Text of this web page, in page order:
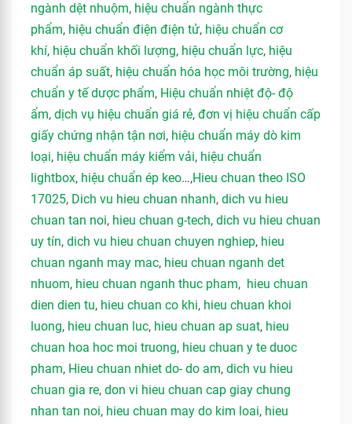
ngành dệt nhuộm, hiệu chuẩn ngành thực
phẩm, hiệu chuẩn điện điện tử, hiệu chuẩn cơ
khí, hiệu chuẩn khối lượng, hiệu chuẩn lực, hiệu
chuẩn áp suất, hiệu chuẩn hóa học môi trường, hiệu
chuẩn y tế dược phẩm, Hiệu chuẩn nhiệt độ- độ
ẩm, dịch vụ hiệu chuẩn giá rẻ, đơn vị hiệu chuẩn cấp
giấy chứng nhận tận nơi, hiệu chuẩn máy dò kim
loại, hiệu chuẩn máy kiểm vải, hiệu chuẩn
lightbox, hiệu chuẩn ép keo…,Hieu chuan theo ISO
17025, Dich vu hieu chuan nhanh, dich vu hieu
chuan tan noi, hieu chuan g-tech, dich vu hieu chuan
uy tín, dich vu hieu chuan chuyen nghiep, hieu
chuan nganh may mac, hieu chuan nganh det
nhuom, hieu chuan nganh thuc pham, hieu chuan
dien dien tu, hieu chuan co khi, hieu chuan khoi
luong, hieu chuan luc, hieu chuan ap suat, hieu
chuan hoa hoc moi truong, hieu chuan y te duoc
pham, Hieu chuan nhiet do- do am, dich vu hieu
chuan gia re, don vi hieu chuan cap giay chung
nhan tan noi, hieu chuan may do kim loai, hieu